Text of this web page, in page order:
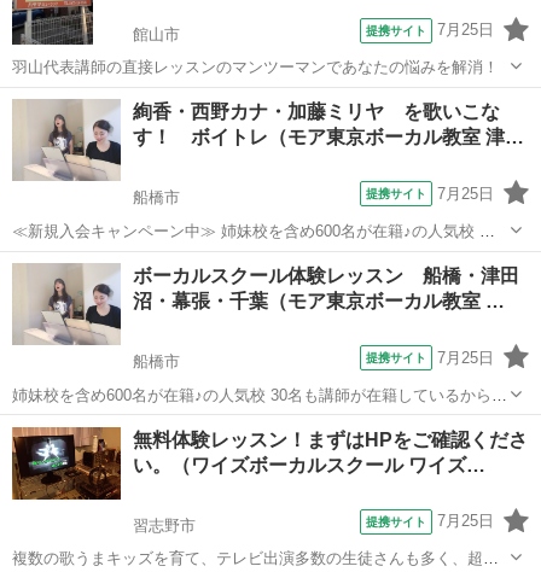
館山市 提携サイト 7月25日
羽山代表講師の直接レッスンのマンツーマンであなたの悩みを解消！
千葉 館山市 その他
絢香・西野カナ・加藤ミリヤ を歌いこな
す！ ボイトレ（モア東京ボーカル教室 津…
船橋市 提携サイト 7月25日
≪新規入会キャンペーン中≫ 姉妹校を含め600名が在籍♪の人気校 講
師が30名も所属♪ （いろんな講師から学べる！） たった30分の体験レ
ッスンで「歌のコツ」をお教えします♪ 今なら♪「体験レッスン 500
円！」 ＊3...
千葉 船橋市
ボーカルスクール体験レッスン 船橋・津田
沼・幕張・千葉（モア東京ボーカル教室 …
船橋市 提携サイト 7月25日
姉妹校を含め600名が在籍♪の人気校 30名も講師が在籍しているから、
いろんな講師に学べる♪ たった30分の体験レッスンで「歌のコツ」を
お教えします♪ 現役で活躍する講師陣が丁寧にレッスン 今なら♪「体験
レッスン 500円...
千葉 船橋市 ボーカル
無料体験レッスン！まずはHPをご確認くださ
い。（ワイズボーカルスクール ワイズ…
習志野市 提携サイト 7月25日
複数の歌うまキッズを育て、テレビ出演多数の生徒さんも多く、超有